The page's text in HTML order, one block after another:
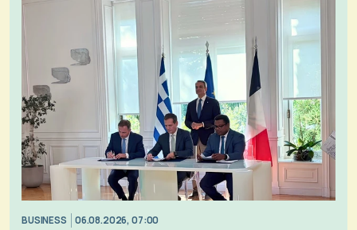
BUSINESS 06.08.2026, 07:00